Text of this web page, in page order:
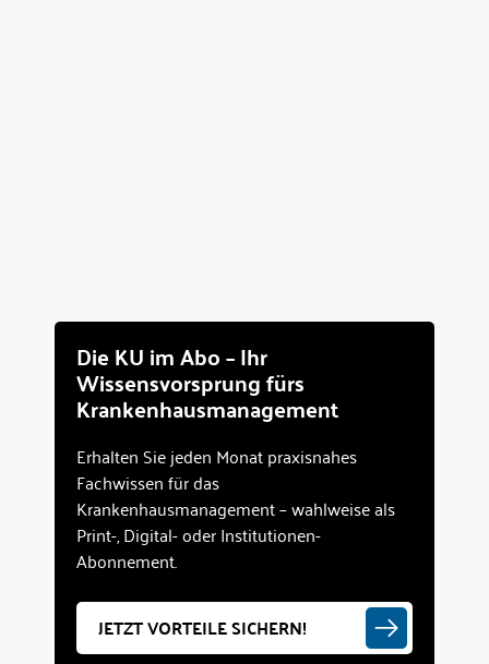
Die KU im Abo – Ihr
Wissensvorsprung fürs
Krankenhausmanagement
Erhalten Sie jeden Monat praxisnahes
Fachwissen für das
Krankenhausmanagement – wahlweise als
Print-, Digital- oder Institutionen-
Abonnement.
JETZT VORTEILE SICHERN!